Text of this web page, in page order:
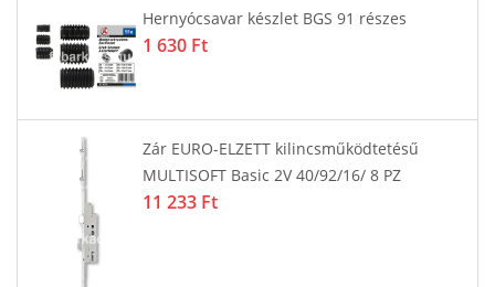
Hernyócsavar készlet BGS 91 részes
1 630 Ft
Zár EURO-ELZETT kilincsműködtetésű
MULTISOFT Basic 2V 40/92/16/ 8 PZ
11 233 Ft